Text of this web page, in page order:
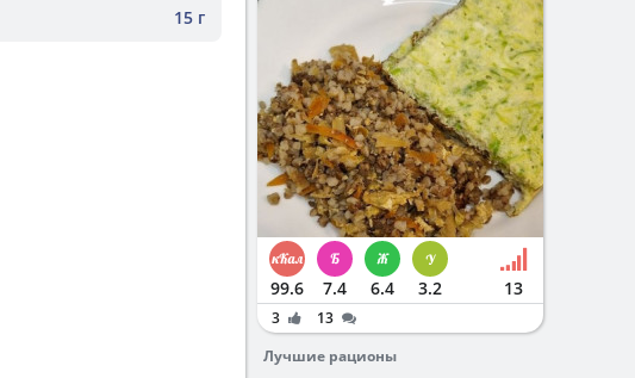
15 г
99.6 7.4 6.4 3.2 13
3
13
Лучшие рационы